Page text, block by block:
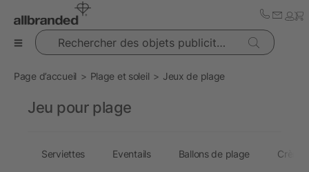
Rechercher des objets publicitaires
Page d’accueil Plage et soleil Jeux de plage
Jeu pour plage
Serviettes Eventails Ballons de plage Crème